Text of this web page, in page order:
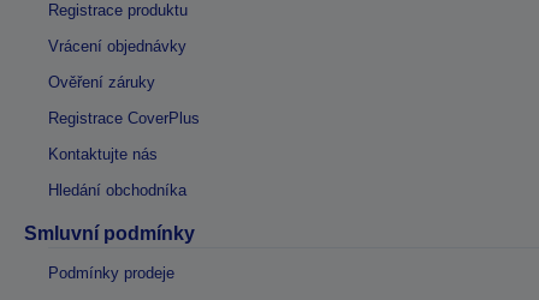
Registrace produktu
Vrácení objednávky
Ověření záruky
Registrace CoverPlus
Kontaktujte nás
Hledání obchodníka
Smluvní podmínky
Podmínky prodeje